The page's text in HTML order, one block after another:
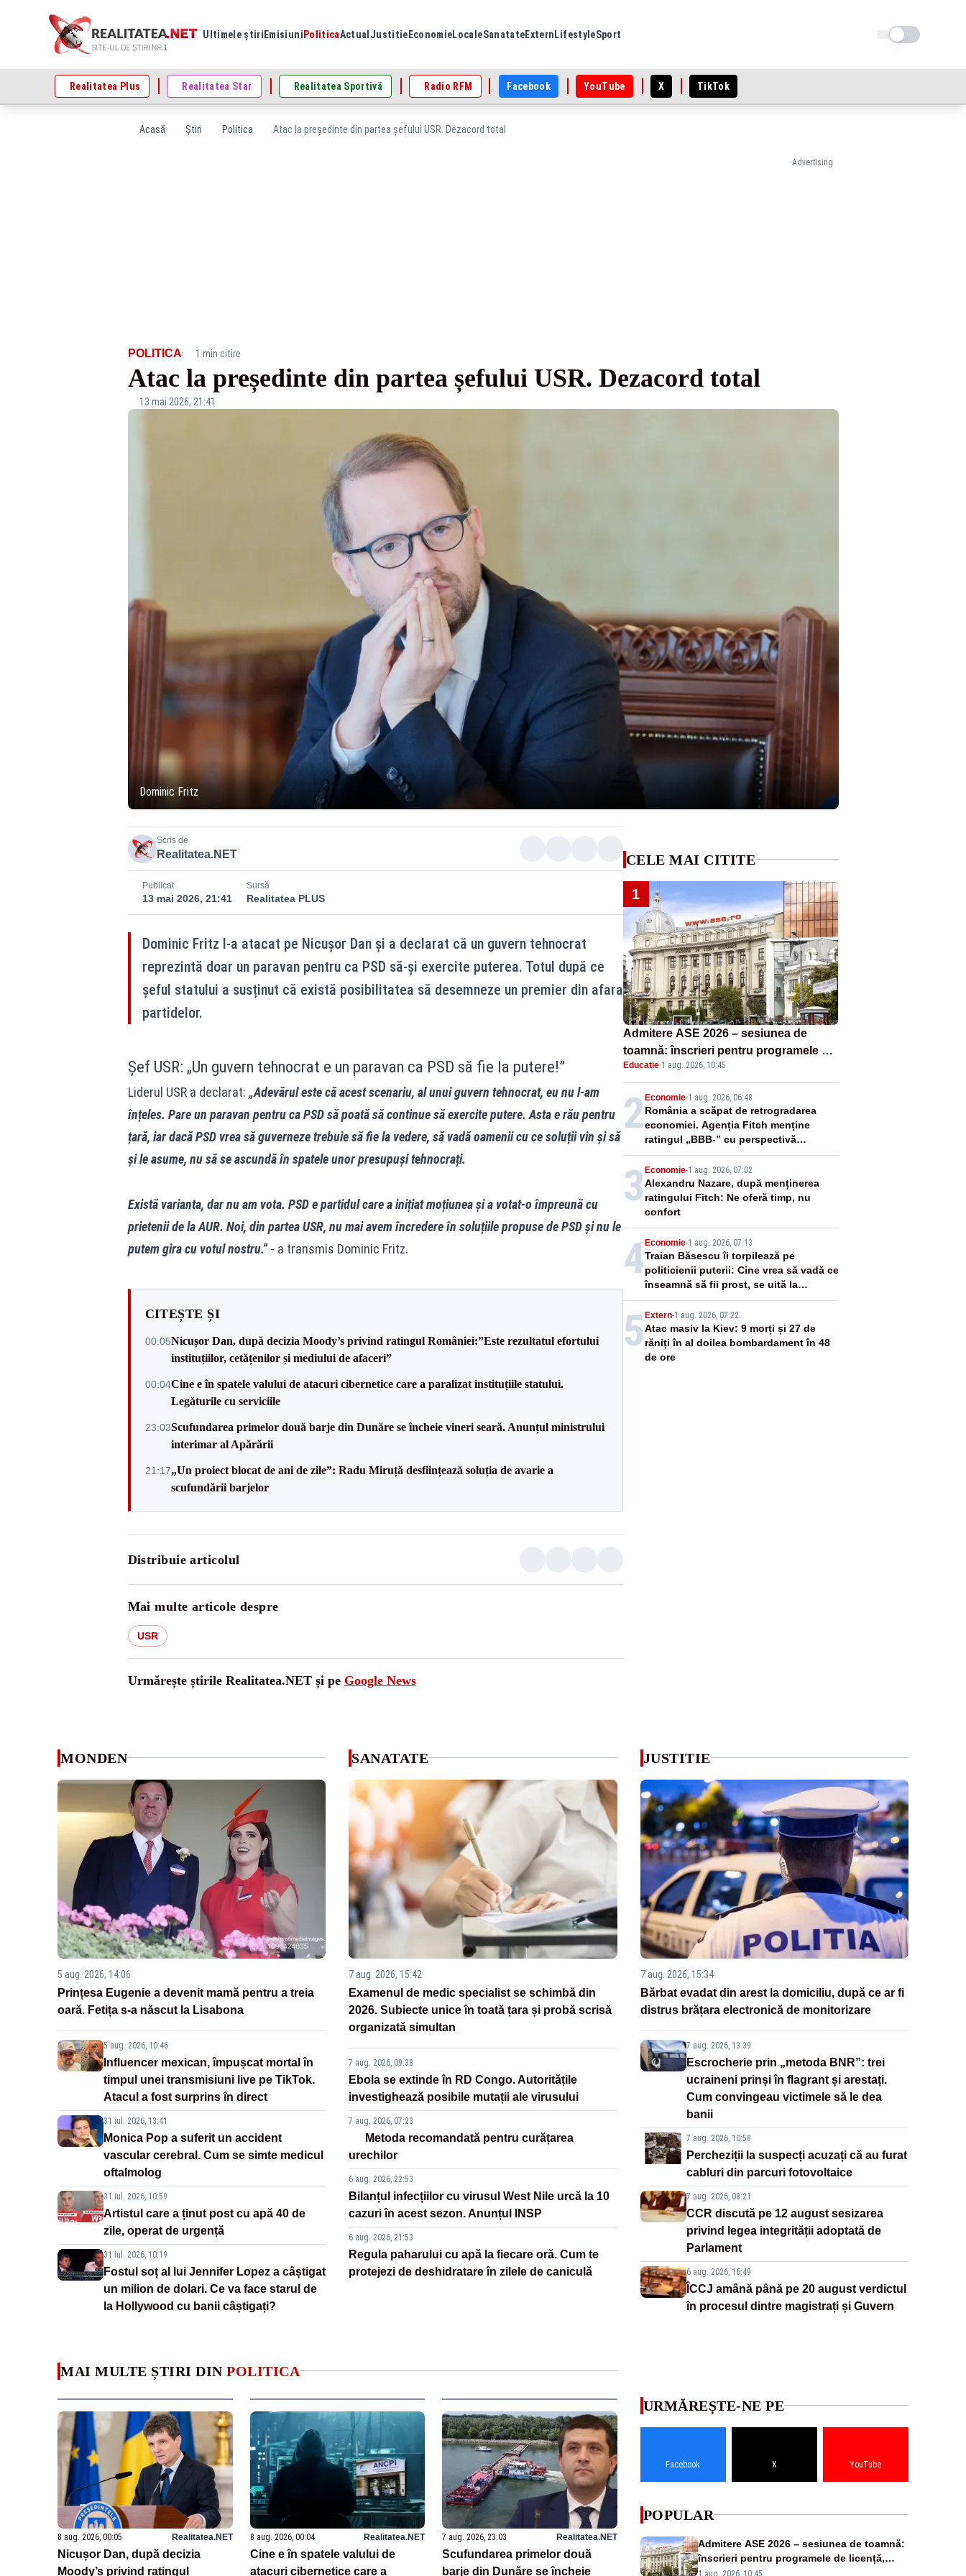
Ultimele știri Emisiuni PoliticaActual Justitie EconomieLocaleSanatateExtern LifestyleSport Schimba tema
Realitatea Plus Realitatea Star Realitatea Sportivă Radio RFM Facebook YouTube X TikTok
Acasă Știri Politica Atac la președinte din partea șefului USR. Dezacord total
Advertising
POLITICA· 1 min citire
Atac la președinte din partea șefului USR. Dezacord total
13 mai 2026, 21:41
Dominic Fritz
Scris de
Realitatea.NET
Publicat
13 mai 2026, 21:41
Sursă
Realitatea PLUS
Dominic Fritz l-a atacat pe Nicușor Dan și a declarat că un guvern tehnocrat
reprezintă doar un paravan pentru ca PSD să-și exercite puterea. Totul după ce
șeful statului a susținut că există posibilitatea să desemneze un premier din afara
partidelor.
Șef USR: „Un guvern tehnocrat e un paravan ca PSD să fie la putere!”
Liderul USR a declarat: „Adevărul este că acest scenariu, al unui guvern tehnocrat, eu nu l-am
înțeles. Pare un paravan pentru ca PSD să poată să continue să exercite putere. Asta e rău pentru
țară, iar dacă PSD vrea să guverneze trebuie să fie la vedere, să vadă oamenii cu ce soluții vin și să
și le asume, nu să se ascundă în spatele unor presupuși tehnocrați.
Există varianta, dar nu am vota. PSD e partidul care a inițiat moțiunea și a votat-o împreună cu
prietenii de la AUR. Noi, din partea USR, nu mai avem încredere în soluțiile propuse de PSD și nu le
putem gira cu votul nostru.”- a transmis Dominic Fritz.
CITEȘTE ȘI
00:05Nicușor Dan, după decizia Moody’s privind ratingul României:”Este rezultatul efortului
instituțiilor, cetățenilor și mediului de afaceri”
00:04Cine e în spatele valului de atacuri cibernetice care a paralizat instituțiile statului.
Legăturile cu serviciile
23:03Scufundarea primelor două barje din Dunăre se încheie vineri seară. Anunțul ministrului
interimar al Apărării
21:17„Un proiect blocat de ani de zile”: Radu Miruță desființează soluția de avarie a
scufundării barjelor
Distribuie articolul
Mai multe articole despre
USR
Urmărește știrile Realitatea.NET și pe Google News
CELE MAI CITITE
1
Admitere ASE 2026 – sesiunea de
toamnă: înscrieri pentru programele de
licență, masterat și doctorat
Educatie·1 aug. 2026, 10:45
2Economie-1 aug. 2026, 06:48
România a scăpat de retrogradarea
economiei. Agenția Fitch menține
ratingul „BBB-” cu perspectivă
negativă
3 Economie-1 aug. 2026, 07:02
Alexandru Nazare, după menținerea
ratingului Fitch: Ne oferă timp, nu
confort
4Economie-1 aug. 2026, 07:13
Traian Băsescu îi torpilează pe
politicienii puterii: Cine vrea să vadă ce
înseamnă să fii prost, se uită la
România
5 Extern-1 aug. 2026, 07:22
Atac masiv la Kiev: 9 morți și 27 de
răniți în al doilea bombardament în 48
de ore
MONDEN
5 aug. 2026, 14:06
Prințesa Eugenie a devenit mamă pentru a treia
oară. Fetița s-a născut la Lisabona
5 aug. 2026, 10:46
Influencer mexican, împușcat mortal în
timpul unei transmisiuni live pe TikTok.
Atacul a fost surprins în direct
31 iul. 2026, 13:41
Monica Pop a suferit un accident
vascular cerebral. Cum se simte medicul
oftalmolog
31 iul. 2026, 10:59
Artistul care a ținut post cu apă 40 de
zile, operat de urgență
31 iul. 2026, 10:19
Fostul soț al lui Jennifer Lopez a câștigat
un milion de dolari. Ce va face starul de
la Hollywood cu banii câștigați?
SANATATE
7 aug. 2026, 15:42
Examenul de medic specialist se schimbă din
2026. Subiecte unice în toată țara și probă scrisă
organizată simultan
7 aug. 2026, 09:38
Ebola se extinde în RD Congo. Autoritățile
investighează posibile mutații ale virusului
7 aug. 2026, 07:23
Metoda recomandată pentru curățarea
urechilor
6 aug. 2026, 22:53
Bilanțul infecțiilor cu virusul West Nile urcă la 10
cazuri în acest sezon. Anunțul INSP
6 aug. 2026, 21:53
Regula paharului cu apă la fiecare oră. Cum te
protejezi de deshidratare în zilele de caniculă
JUSTITIE
7 aug. 2026, 15:34
Bărbat evadat din arest la domiciliu, după ce ar fi
distrus brățara electronică de monitorizare
7 aug. 2026, 13:39
Escrocherie prin „metoda BNR”: trei
ucraineni prinși în flagrant și arestați.
Cum convingeau victimele să le dea
banii
7 aug. 2026, 10:58
Percheziții la suspecți acuzați că au furat
cabluri din parcuri fotovoltaice
7 aug. 2026, 08:21
CCR discută pe 12 august sesizarea
privind legea integrității adoptată de
Parlament
6 aug. 2026, 16:49
ÎCCJ amână până pe 20 august verdictul
în procesul dintre magistrați și Guvern
MAI MULTE ȘTIRI DIN POLITICA
8 aug. 2026, 00:05 Realitatea.NET
Nicușor Dan, după decizia
Moody’s privind ratingul
8 aug. 2026, 00:04 Realitatea.NET
Cine e în spatele valului de
atacuri cibernetice care a
7 aug. 2026, 23:03 Realitatea.NET
Scufundarea primelor două
barje din Dunăre se încheie
URMĂREȘTE-NE PE
Facebook X YouTube
POPULAR
Admitere ASE 2026 – sesiunea de toamnă:
înscrieri pentru programele de licență,
masterat și doctorat
1 aug. 2026, 10:45